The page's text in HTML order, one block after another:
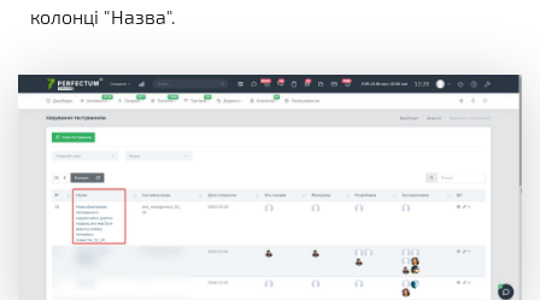
колонці "Назва".